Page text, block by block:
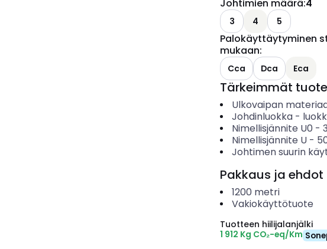
Johtimien määrä:4
3 4 5
Palokäyttäytyminen
mukaan:
Cca Dca Eca
Tärkeimmät
Ulkovaipan
Johdinluokka-
Nimellisjännite U0 -
Nimellisjännite U-
Johtimen suurin
Pakkaus ja ehdot
1200 metri
Vakiokäyttötuote
Tuotteen hiilijalanjälki
1 912 Kg CO₂-eq/Km